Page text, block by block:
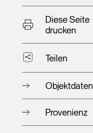
Diese Seite
drucken
Teilen
Objektdaten
Provenienz